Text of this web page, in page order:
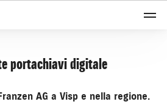
portachiavi digitale
AG a Visp e nella regione.